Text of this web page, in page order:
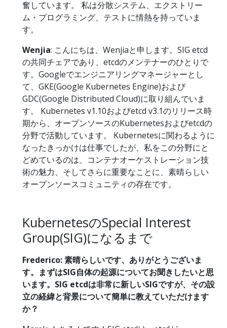
奮しています。 私は分散システム、エクストリー
ム・プログラミング、テストに情熱を持っていま
す。
Wenjia: こんにちは、Wenjiaと申します。SIG etcd
の共同チェアであり、etcdのメンテナーのひとりで
す。Googleでエンジニアリングマネージャーとし
て、GKE(Google Kubernetes Engine)および
GDC(Google Distributed Cloud)に取り組んでいま
す。 Kubernetes v1.10およびetcd v3.1のリリース時
期から、オープンソースのKubernetesおよびetcdの
分野で活動しています。 Kubernetesに関わるように
なったきっかけは仕事でしたが、私をこの分野にと
どめているのは、コンテナオーケストレーション技
術の魅力、そしてさらに重要なことに、素晴らしい
オープンソースコミュニティの存在です。
KubernetesのSpecial Interest
Group(SIG)になるまで
Frederico: 素晴らしいです、ありがとうございま
す。まずはSIG自体の起源についてお聞きしたいと思
います。SIG etcdは非常に新しいSIGですが、その設
立の経緯と背景について簡単に教えていただけます
か？